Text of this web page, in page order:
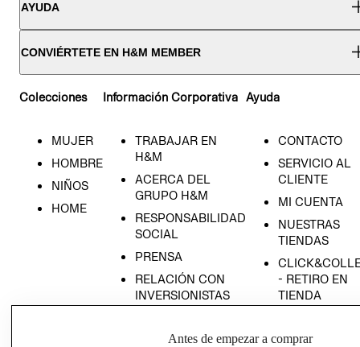
AYUDA
CONVIÉRTETE EN H&M MEMBER
Colecciones
MUJER
HOMBRE
NIÑOS
HOME
Información Corporativa
TRABAJAR EN
H&M
ACERCA DEL
GRUPO H&M
RESPONSABILIDAD
SOCIAL
PRENSA
RELACIÓN CON
INVERSIONISTAS
EMPRESARIAL
Ayuda
CONTACTO
SERVICIO AL
CLIENTE
MI CUENTA
NUESTRAS
TIENDAS
- RETIRO EN
TIENDA
CONDICIONES
Antes de empezar a comprar